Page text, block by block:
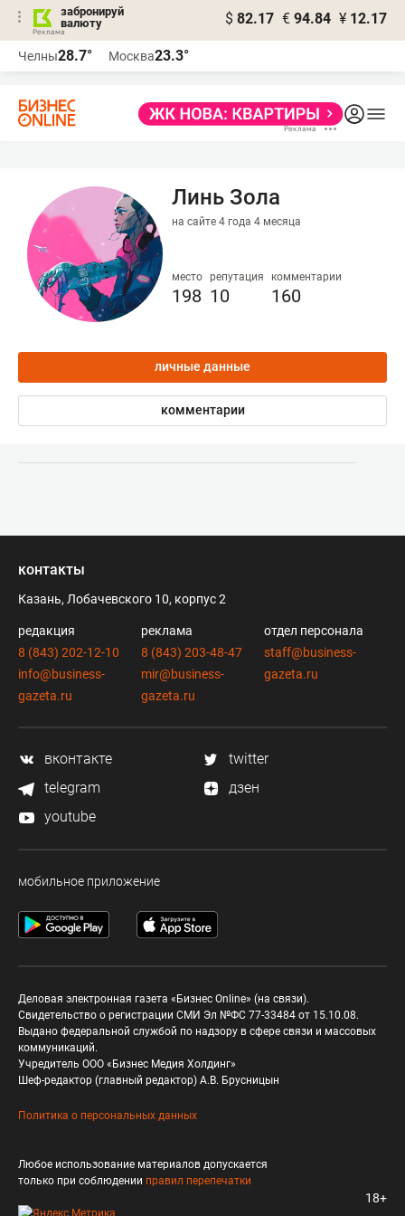
забронируй
валюту
$ 82.17 € 94.84 ¥ 12.17
Челны28.7° Москва23.3°
Линь Зола
на сайте 4 года 4 месяца
место
198
репутация
10
комментарии
160
личные данные
комментарии
контакты
Казань, Лобачевского 10, корпус 2
редакция
8 (843) 202-12-10
info@business-
gazeta.ru
реклама
8 (843) 203-48-47
mir@business-
gazeta.ru
отдел персонала
staff@business-
gazeta.ru
вконтакте
twitter
telegram
дзен
youtube
мобильное приложение
Деловая электронная газета «Бизнес Online» (на связи).
Свидетельство о регистрации СМИ Эл №ФС 77-33484 от 15.10.08.
Выдано федеральной службой по надзору в сфере связи и массовых
коммуникаций.
Учредитель ООО «Бизнес Медия Холдинг»
Шеф-редактор (главный редактор) А.В. Брусницын
Политика о персональных данных
Любое использование материалов допускается
только при соблюдении правил перепечатки
18+